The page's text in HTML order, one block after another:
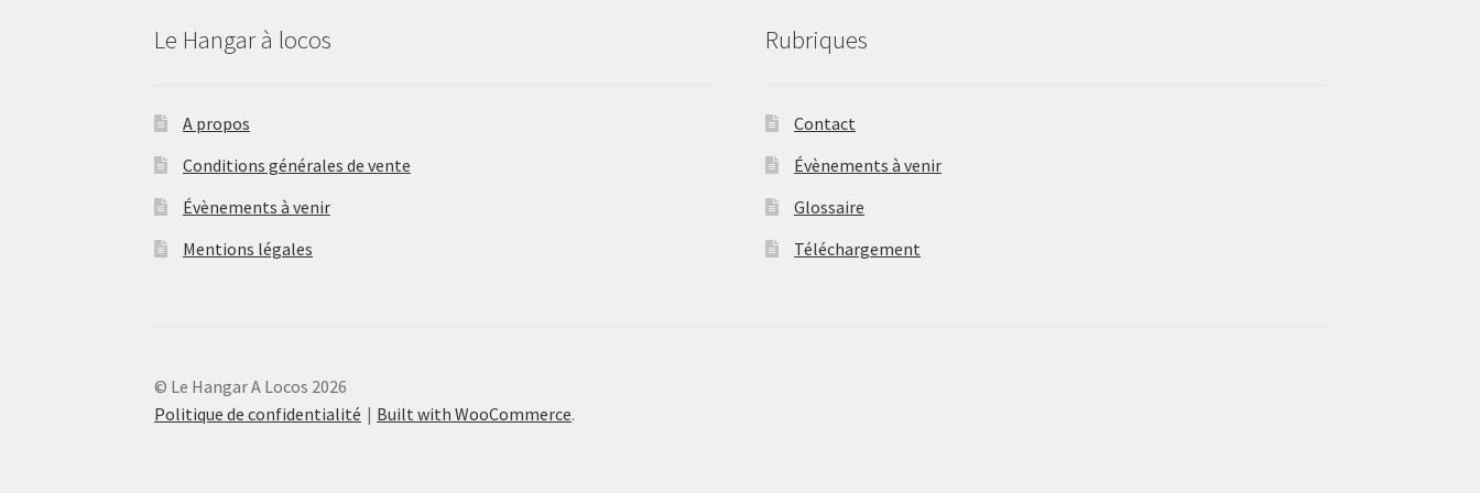
Le Hangar à locos
A propos
Conditions générales de vente
Évènements à venir
Mentions légales
Rubriques
Contact
Évènements à venir
Glossaire
Téléchargement
© Le Hangar A Locos 2026
Politique de confidentialité
Built with WooCommerce.